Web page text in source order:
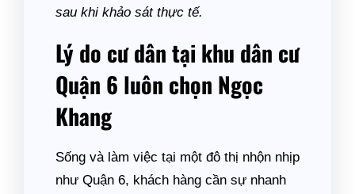
sau khi khảo sát thực tế.
Lý do cư dân tại khu dân cư
Quận 6 luôn chọn Ngọc
Khang
Sống và làm việc tại một đô thị nhộn nhịp
như Quận 6, khách hàng cần sự nhanh